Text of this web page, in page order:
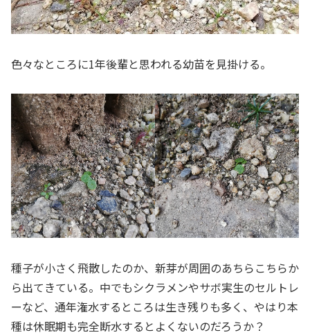
色々なところに1年後輩と思われる幼苗を見掛ける。
種子が小さく飛散したのか、新芽が周囲のあちらこちらか
ら出てきている。中でもシクラメンやサボ実生のセルトレ
ーなど、通年潅水するところは生き残りも多く、やはり本
種は休眠期も完全断水するとよくないのだろうか？